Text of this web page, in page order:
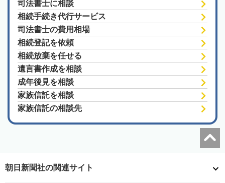
司法書士に相談
相続手続き代行サービス
司法書士の費用相場
相続登記を依頼
相続放棄を任せる
遺言書作成を相談
成年後見を相談
家族信託を相談
家族信託の相談先
朝日新聞社の関連サイト